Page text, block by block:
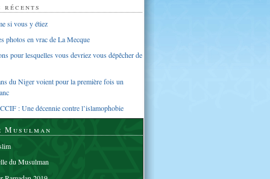
si vous y étiez
photos en vrac de La Mecque
pour lesquelles vous devriez vous dépêcher de
du Niger voient pour la première fois un
: Une décennie contre l’islamophobie
Musulman
du Musulman